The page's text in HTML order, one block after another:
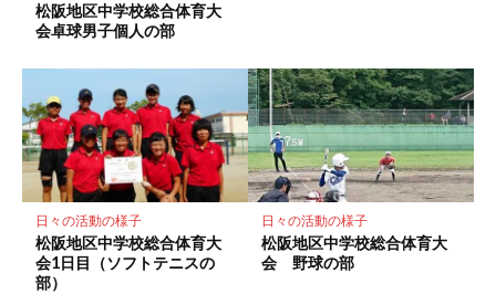
松阪地区中学校総合体育大
会卓球男子個人の部
日々の活動の様子
松阪地区中学校総合体育大
会1日目（ソフトテニスの
部）
日々の活動の様子
松阪地区中学校総合体育大
会 野球の部